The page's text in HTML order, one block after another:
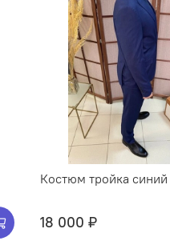
Костюм тройка синий
18 000 ₽